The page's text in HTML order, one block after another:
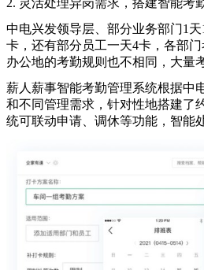
中电兴发领导层、部分业务部门1
卡，还有部分员工一天4卡，各部
办公地的考勤规则也不相同，大量
薪人薪事智能考勤管理系统根据中
和不同管理需求，针对性地搭建了
统可联动申请、调休等功能，智能